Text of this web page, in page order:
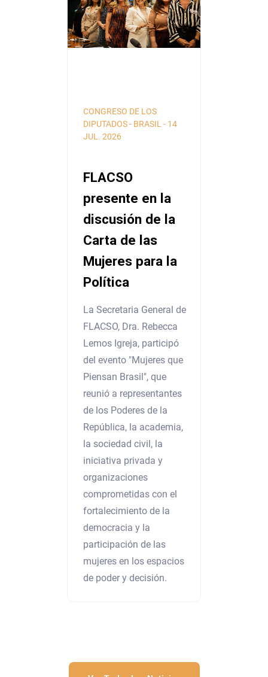
CONGRESO DE LOS
DIPUTADOS- BRASIL - 14
JUL. 2026
FLACSO
presente en la
discusión de la
Carta de las
Mujeres para la
Política
La Secretaria General de
FLACSO, Dra. Rebecca
Lemos Igreja, participó
del evento "Mujeres que
Piensan Brasil", que
reunió a representantes
de los Poderes de la
República, la academia,
la sociedad civil, la
iniciativa privada y
organizaciones
comprometidas con el
fortalecimiento de la
democracia y la
participación de las
mujeres en los espacios
de poder y decisión.